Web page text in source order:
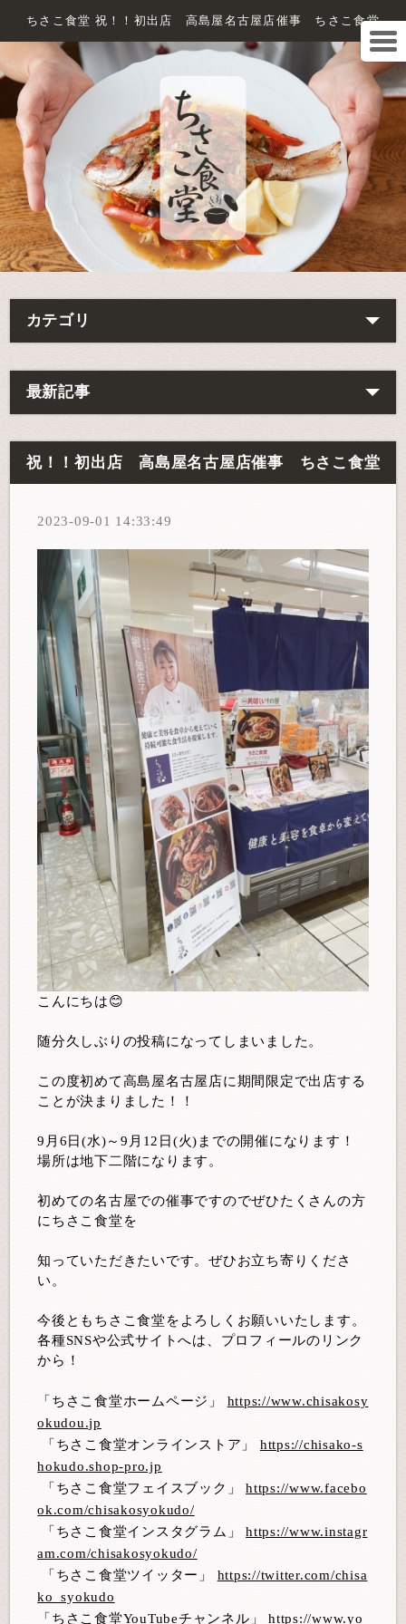
ちさこ食堂 祝！！初出店 高島屋名古屋店催事 ちさこ食堂
カテゴリ
最新記事
祝！！初出店 高島屋名古屋店催事 ちさこ食堂
2023-09-01 14:33:49
こんにちは😊
随分久しぶりの投稿になってしまいました。
この度初めて高島屋名古屋店に期間限定で出店する
ことが決まりました！！
9月6日(水)～9月12日(火)までの開催になります！
場所は地下二階になります。
初めての名古屋での催事ですのでぜひたくさんの方
にちさこ食堂を
知っていただきたいです。ぜひお立ち寄りくださ
い。
今後ともちさこ食堂をよろしくお願いいたします。
各種SNSや公式サイトへは、プロフィールのリンク
から！
「ちさこ食堂ホームページ」
https://www.chisakosy
okudou.jp
「ちさこ食堂オンラインストア」
https://chisako-s
hokudo.shop-pro.jp
「ちさこ食堂フェイスブック」
https://www.facebo
ok.com/chisakosyokudo/
「ちさこ食堂インスタグラム」
https://www.instagr
am.com/chisakosyokudo/
「ちさこ食堂ツイッター」
https://twitter.com/chisa
ko_syokudo
「ちさこ食堂YouTubeチャンネル」 https://www.yo